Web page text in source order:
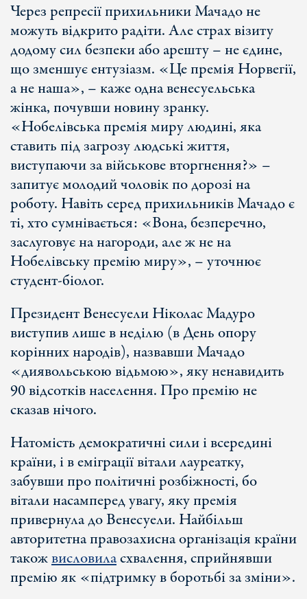
Через репресії прихильники Мачадо не
можуть відкрито радіти. Але страх візиту
додому сил безпеки або арешту – не єдине,
що зменшує ентузіазм. «Це премія Норвегії,
а не наша», – каже одна венесуельська
жінка, почувши новину зранку.
«Нобелівська премія миру людині, яка
ставить під загрозу людські життя,
виступаючи за військове вторгнення?» –
запитує молодий чоловік по дорозі на
роботу. Навіть серед прихильників Мачадо є
ті, хто сумнівається: «Вона, безперечно,
заслуговує на нагороди, але ж не на
Нобелівську премію миру», – уточнює
студент-біолог.
Президент Венесуели Ніколас Мадуро
виступив лише в неділю (в День опору
корінних народів), назвавши Мачадо
«диявольською відьмою», яку ненавидить
90 відсотків населення. Про премію не
сказав нічого.
Натомість демократичні сили і всередині
країни, і в еміграції вітали лауреатку,
забувши про політичні розбіжності, бо
вітали насамперед увагу, яку премія
привернула до Венесуели. Найбільш
авторитетна правозахисна організація країни
такожвисловиласхвалення, сприйнявши
премію як «підтримку в боротьбі за зміни».